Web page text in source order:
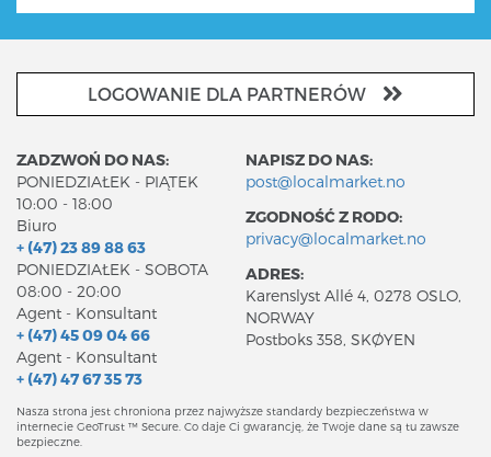
LOGOWANIE DLA PARTNERÓW
ZADZWOŃ DO NAS:
PONIEDZIAŁEK - PIĄTEK
10:00 - 18:00
Biuro
+ (47) 23 89 88 63
PONIEDZIAŁEK - SOBOTA
08:00 - 20:00
Agent - Konsultant
+ (47) 45 09 04 66
Agent - Konsultant
+ (47) 47 67 35 73
NAPISZ DO NAS:
post@localmarket.no
ZGODNOŚĆ Z RODO:
privacy@localmarket.no
ADRES:
Karenslyst Allé 4, 0278 OSLO,
NORWAY
Postboks 358, SKØYEN
Nasza strona jest chroniona przez najwyższe standardy bezpieczeństwa w
internecie GeoTrust ™ Secure. Co daje Ci gwarancję, że Twoje dane są tu zawsze
bezpieczne.